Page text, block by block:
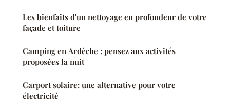
Les bienfaits d'un nettoyage en profondeur de votre
façade et toiture
Camping en Ardèche : pensez aux activités
proposées la nuit
Carport solaire: une alternative pour votre
électricité